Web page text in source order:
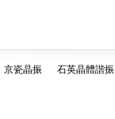
京瓷晶振 石英晶體諧